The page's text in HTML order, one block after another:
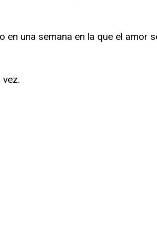
en una semana en la que el amor